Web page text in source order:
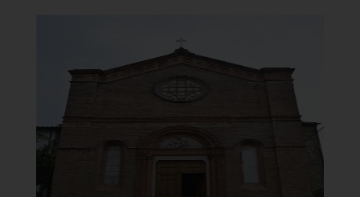
Chiesa di Santa Maria del
Monte Carmelo